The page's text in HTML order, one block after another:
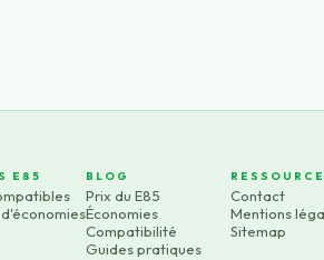
E85 BLOG
Prix du E85
Économies
Compatibilité
Guides pratiques
Contact
Mentions
Sitemap